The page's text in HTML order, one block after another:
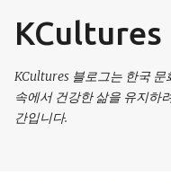
KCultures
KCultures 블로그는 한국 문
속에서 건강한 삶을 유지하
간입니다.